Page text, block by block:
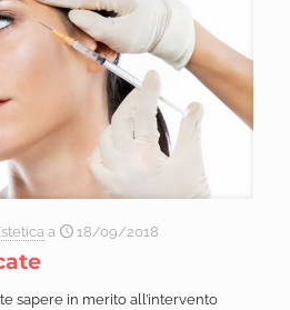
a 18/09/2018
sapere in merito all’intervento